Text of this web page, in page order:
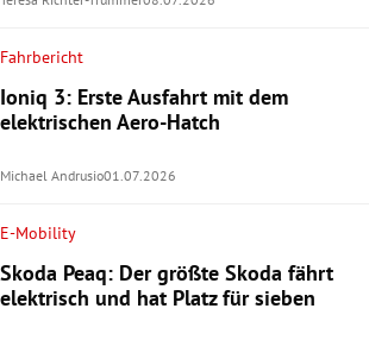
Fahrbericht
Ioniq 3: Erste Ausfahrt mit dem
elektrischen Aero-Hatch
Michael Andrusio01.07.2026
E-Mobility
Skoda Peaq: Der größte Skoda fährt
elektrisch und hat Platz für sieben